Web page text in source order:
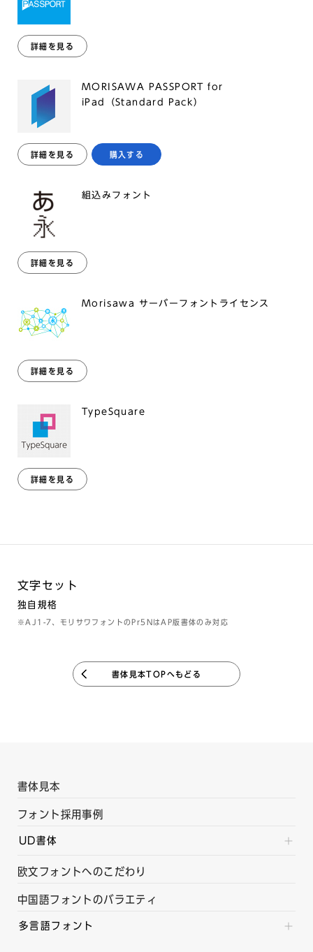
詳細を見る
MORISAWA PASSPORT for
iPad（Standard Pack）
詳細を見る 購入する
組込みフォント
詳細を見る
Morisawa サーバーフォントライセンス
詳細を見る
TypeSquare
詳細を見る
文字セット
独自規格
※AJ1-7、モリサワフォントのPr5NはAP版書体のみ対応
書体見本TOPへもどる
書体見本
フォント採用事例
UD書体
欧文フォントへのこだわり
中国語フォントのバラエティ
多言語フォント